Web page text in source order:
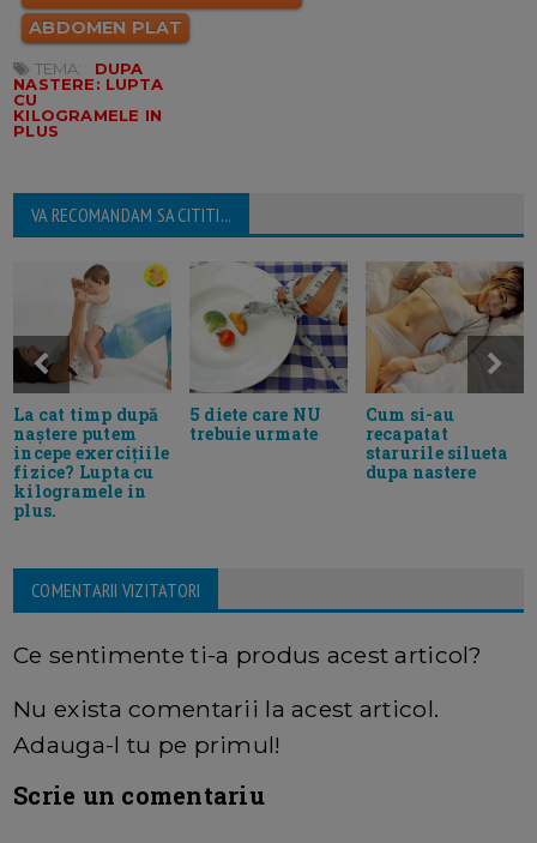
ABDOMEN PLAT
TEMA:
DUPA
NASTERE: LUPTA
CU
KILOGRAMELE IN
PLUS
VA RECOMANDAM SA CITITI...
La cat timp după
naștere putem
incepe exercițiile
fizice? Lupta cu
kilogramele in
plus.
5 diete care NU
trebuie urmate
Cum si-au
recapatat
starurile silueta
dupa nastere
COMENTARII VIZITATORI
Ce sentimente ti-a produs acest articol?
Nu exista comentarii la acest articol.
Adauga-l tu pe primul!
Scrie un comentariu